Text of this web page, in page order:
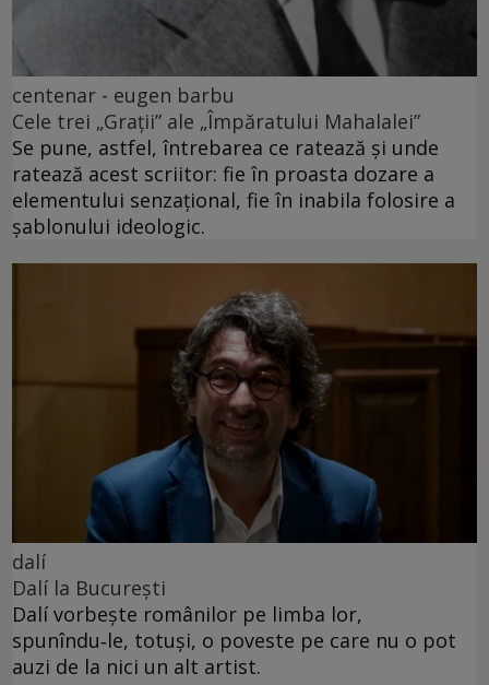
centenar - eugen barbu
Cele trei „Grații” ale „Împăratului Mahalalei”
Se pune, astfel, întrebarea ce ratează și unde
ratează acest scriitor: fie în proasta dozare a
elementului senzațional, fie în inabila folosire a
șablonului ideologic.
dalí
Dalí la București
Dalí vorbește românilor pe limba lor,
spunîndu‑le, totuși, o poveste pe care nu o pot
auzi de la nici un alt artist.